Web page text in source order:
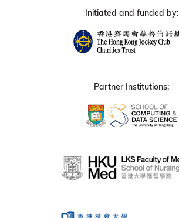
Initiated and funded by:
Partner Institutions: